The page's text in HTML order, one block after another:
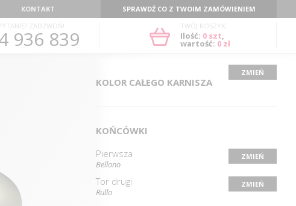
KONTAKT
SPRAWDŹ CO Z TWOIM ZAMÓWIENIEM
ZADZWOŃ!
936 839
TWÓJ KOSZYK
Ilość: 0szt,
wartość: 0 zł
KOLOR CAŁEGO KARNISZA
ZMIEŃ
KOŃCÓWKI
Pierwsza
Bellono
ZMIEŃ
Tor drugi
Rullo
ZMIEŃ